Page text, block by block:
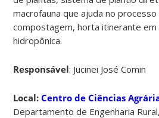
macrofauna que ajuda no processo
compostagem, horta itinerante em
hidropônica.
Responsável: Jucinei José Comin
Local: Centro de Ciências
Departamento de Engenharia